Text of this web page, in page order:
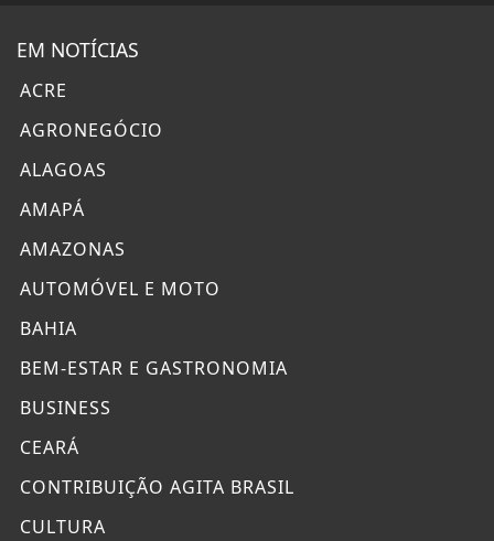
EM NOTÍCIAS
ACRE
AGRONEGÓCIO
ALAGOAS
AMAPÁ
AMAZONAS
AUTOMÓVEL E MOTO
BAHIA
BEM-ESTAR E GASTRONOMIA
BUSINESS
CEARÁ
CONTRIBUIÇÃO AGITA BRASIL
CULTURA